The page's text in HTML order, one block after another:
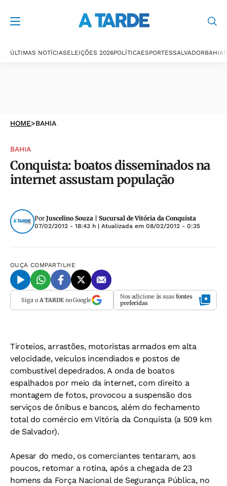
ÚLTIMAS NOTÍCIASELEIÇÕES 2026POLÍTICAESPORTESSALVADORBAHIA
HOME>BAHIA
BAHIA
Conquista: boatos disseminados na
internet assustam população
Por Juscelino Souza | Sucursal de Vitória da Conquista
07/02/2012 - 18:43 h | Atualizada em 08/02/2012 - 0:35
OUÇA COMPARTILHE
Siga o A TARDEno Google Nos adicione às suas fontes
preferidas
Tiroteios, arrastões, motoristas armados em alta
velocidade, veículos incendiados e postos de
combustível depedrados. A onda de boatos
espalhados por meio da internet, com direito a
montagem de fotos, provocou a suspensão dos
serviços de ônibus e bancos, além do fechamento
total do comércio em Vitória da Conquista (a 509 km
de Salvador).
Apesar do medo, os comerciantes tentaram, aos
poucos, retomar a rotina, após a chegada de 23
homens da Força Nacional de Segurança Pública, no